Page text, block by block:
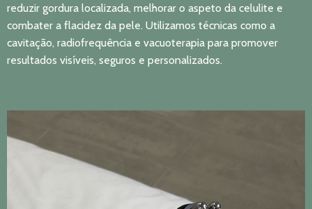
reduzir gordura localizada, melhorar o aspeto da celulite e
combater a flacidez da pele. Utilizamos técnicas como a
cavitação, radiofrequência e vacuoterapia para promover
resultados visíveis, seguros e personalizados.